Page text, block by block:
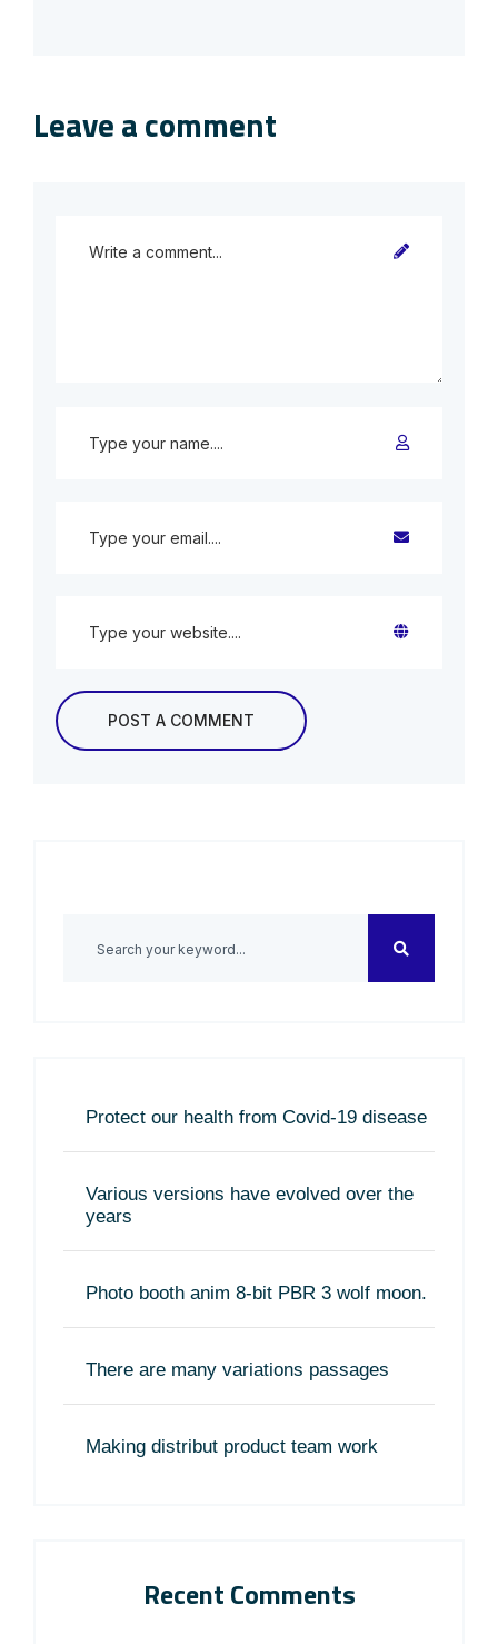
Leave a comment
Protect our health from Covid-19 disease
Various versions have evolved over the
years
Photo booth anim 8-bit PBR 3 wolf moon.
There are many variations passages
Making distribut product team work
Recent Comments